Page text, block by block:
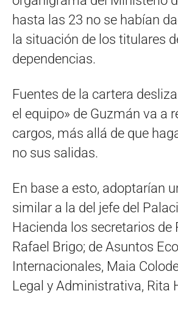
hasta las 23 no se habían
la situación de los titulares
dependencias.
Fuentes de la cartera
el equipo» de Guzmán va a
cargos, más allá de que
no sus salidas.
En base a esto, adoptarían
similar a la del jefe del
Hacienda los secretarios de
Rafael Brigo; de Asuntos
Internacionales, Maia
Legal y Administrativa, Rita